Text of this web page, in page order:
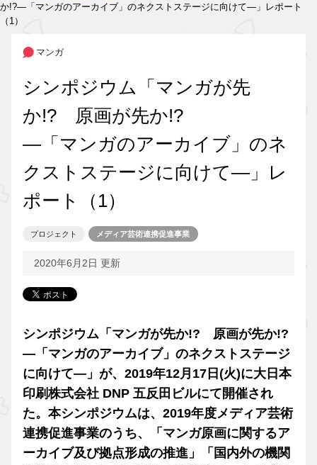
か!?―「マンガのアーカイブ」のネクストステージに向けて―」レポート
（1）
マンガ
シンポジウム「マンガが先
か!? 原画が先か!?
―「マンガのアーカイブ」のネ
クストステージに向けて―」レ
ポート（1）
プロジェクト メディア芸術連携促進事業
2020年6月2日 更新
シンポジウム「マンガが先か!? 原画が先か!?
―「マンガのアーカイブ」のネクストステージ
に向けて―」が、2019年12月17日(火)に大日本
印刷株式会社 DNP 五反田ビルにて開催され
た。本シンポジウムは、2019年度メディア芸術
連携促進事業のうち、「マンガ原画に関するア
ーカイブ及び拠点形成の推進」「国内外の機関